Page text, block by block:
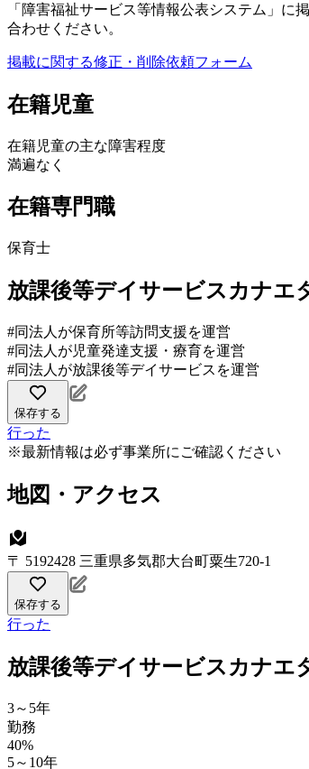
「障害福祉サービス等情報公表システム」
合わせください。
掲載に関する修正・削除依頼フォーム
在籍児童
在籍児童の主な障害程度
満遍なく
在籍専門職
保育士
放課後等デイサービスカナエ
#同法人が保育所等訪問支援を運営
#同法人が児童発達支援・療育を運営
#同法人が放課後等デイサービスを運営
保存する
行った
※最新情報は必ず事業所にご確認ください
地図・アクセス
〒 5192428 三重県多気郡大台町粟生720-1
保存する
行った
放課後等デイサービスカナエ
3～5年
勤務
40%
5～10年